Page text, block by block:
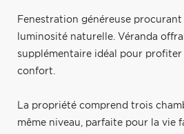
Fenestration généreuse
luminosité naturelle. Véranda
supplémentaire idéal pour profiter
confort.
La propriété comprend trois
même niveau, parfaite pour la vie